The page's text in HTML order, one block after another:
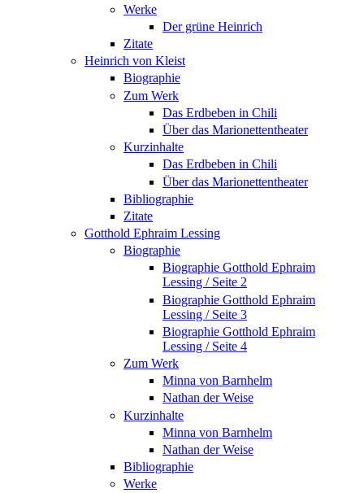
Werke
Der grüne Heinrich
Zitate
Heinrich von Kleist
Biographie
Zum Werk
Das Erdbeben in Chili
Über das Marionettentheater
Kurzinhalte
Das Erdbeben in Chili
Über das Marionettentheater
Bibliographie
Zitate
Gotthold Ephraim Lessing
Biographie
Biographie Gotthold Ephraim
Lessing / Seite 2
Biographie Gotthold Ephraim
Lessing / Seite 3
Biographie Gotthold Ephraim
Lessing / Seite 4
Zum Werk
Minna von Barnhelm
Nathan der Weise
Kurzinhalte
Minna von Barnhelm
Nathan der Weise
Bibliographie
Werke